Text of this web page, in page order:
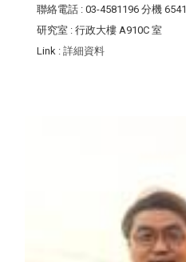
聯絡電話 : 03-4581196 分機 6541
研究室 : 行政大樓 A910C 室
Link : 詳細資料